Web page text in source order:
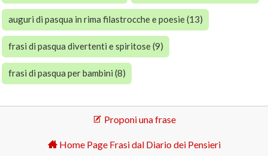
auguri di pasqua in rima filastrocche e poesie (13)
frasi di pasqua divertenti e spiritose (9)
frasi di pasqua per bambini (8)
Proponi una frase
Home Page Frasi dal Diario dei Pensieri